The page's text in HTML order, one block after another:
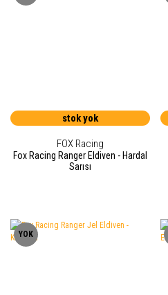
stok yok
FOX Racing
Fox Racing Ranger Eldiven - Hardal
Sarısı
YOK